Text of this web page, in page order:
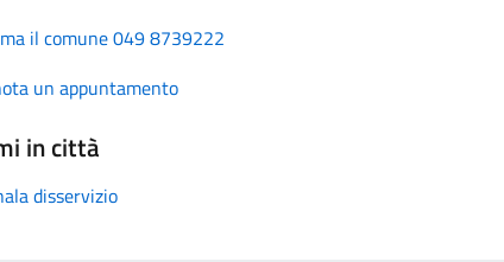
il comune 049 8739222
un appuntamento
in città
disservizio